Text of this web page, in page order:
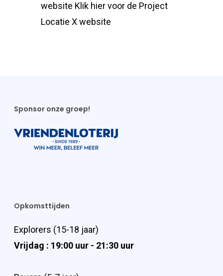
website Klik hier voor de Project
Locatie X website
Sponsor onze groep!
Opkomsttijden
Explorers (15-18 jaar)
Vrijdag : 19:00 uur - 21:30 uur